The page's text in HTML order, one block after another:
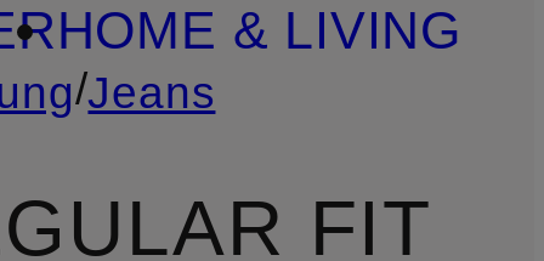
HOME & LIVING
/Jeans
FIT